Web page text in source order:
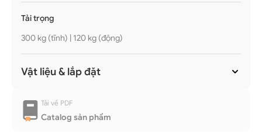
Tải về PDF
Catalog sản phẩm
Tải trọng
300 kg (tĩnh) | 120 kg (động)
Vật liệu & lắp đặt